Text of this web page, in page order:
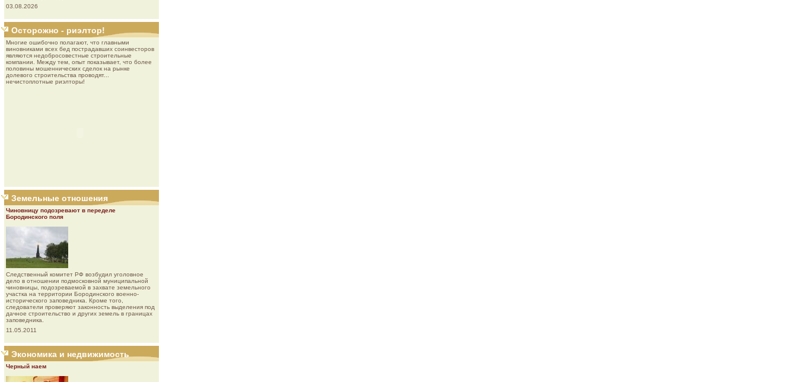
03.08.2026
Осторожно - риэлтор!
Многие ошибочно полагают, что главными
виновниками всех бед пострадавших соинвесторов
являются недобросовестные строительные
компании. Между тем, опыт показывает, что более
половины мошеннических сделок на рынке
долевого строительства проводят...
нечистоплотные риэлторы!
Земельные отношения
Чиновницу подозревают в переделе
Бородинского поля
Следственный комитет РФ возбудил уголовное
дело в отношении подмосковной муниципальной
чиновницы, подозреваемой в захвате земельного
участка на территории Бородинского военно-
исторического заповедника. Кроме того,
следователи проверяют законность выделения под
дачное строительство и других земель в границах
заповедника.
11.05.2011
Экономика и недвижимость
Черный наем